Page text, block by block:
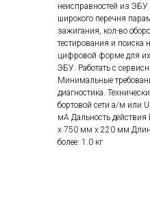
неисправностей из ЭБУ
широкого перечня
зажигания, кол-во
тестирования и
цифровой форме для
ЭБУ. Работать с
Минимальные
диагностика.
бортовой сети а/м или
мА Дальность
x 750 мм x 220 мм
более: 1.0 кг